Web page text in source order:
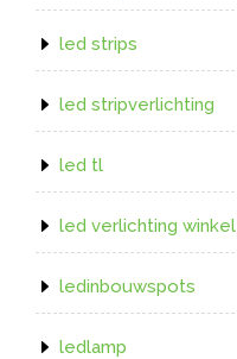
led strips
led stripverlichting
led tl
led verlichting winkel
ledinbouwspots
ledlamp